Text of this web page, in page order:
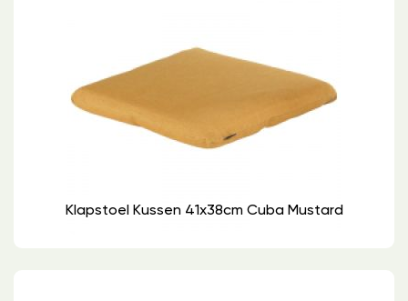
Klapstoel Kussen 41x38cm Cuba Mustard